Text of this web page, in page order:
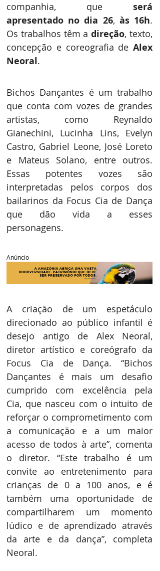
companhia, que será
apresentado no dia 26, às 16h.
Os trabalhos têm a direção, texto,
concepção e coreografia de Alex
Neoral.
Bichos Dançantes é um trabalho
que conta com vozes de grandes
artistas, como Reynaldo
Gianechini, Lucinha Lins, Evelyn
Castro, Gabriel Leone, José Loreto
e Mateus Solano, entre outros.
Essas potentes vozes são
interpretadas pelos corpos dos
bailarinos da Focus Cia de Dança
que dão vida a esses
personagens.
Anúncio
A criação de um espetáculo
direcionado ao público infantil é
desejo antigo de Alex Neoral,
diretor artístico e coreógrafo da
Focus Cia de Dança. “Bichos
Dançantes é mais um desafio
cumprido com excelência pela
Cia, que nasceu com o intuito de
reforçar o comprometimento com
a comunicação e a um maior
acesso de todos à arte”, comenta
o diretor. “Este trabalho é um
convite ao entretenimento para
crianças de 0 a 100 anos, e é
também uma oportunidade de
compartilharem um momento
lúdico e de aprendizado através
da arte e da dança”, completa
Neoral.